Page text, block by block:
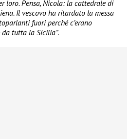
loro. Pensa, Nicola: la cattedrale di
Il vescovo ha ritardato la messa
fuori perché c’erano
tutta la Sicilia”.